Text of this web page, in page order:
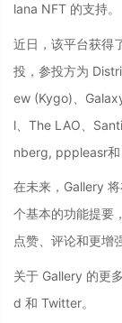
lana NFT 的支持。
近日，该平台获得
投，参投方为
ew (Kygo)、
l、The LAO、
nberg, pppleasr和
在未来，Gallery
个基本的功能提要
点赞、评论和更增
关于 Gallery 的更
d 和 Twitter。